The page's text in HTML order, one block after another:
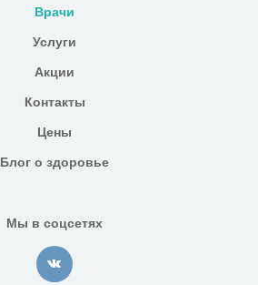
Врачи
Услуги
Акции
Контакты
Цены
Блог о здоровье
Мы в соцсетях